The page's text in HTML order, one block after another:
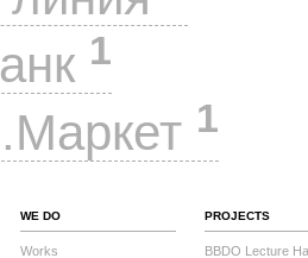
1
1
WE DO
Works
PROJECTS
BBDO Lecture